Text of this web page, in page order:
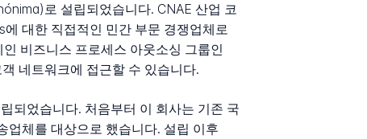
로 설립되었습니다. CNAE 산업 코
대한 직접적인 민간 부문 경쟁업체로
비즈니스 프로세스 아웃소싱 그룹인
네트워크에 접근할 수 있습니다.
되었습니다. 처음부터 이 회사는 기존 국
업체를 대상으로 했습니다. 설립 이후